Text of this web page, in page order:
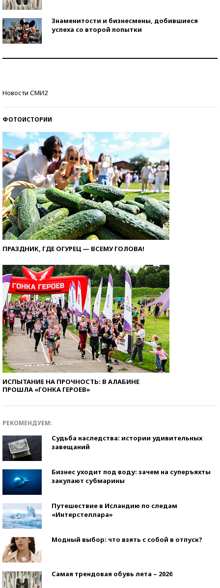
Знаменитости и бизнесмены, добившиеся
успеха со второй попытки
Новости СМИ2
ФОТОИСТОРИИ
ПРАЗДНИК, ГДЕ ОГУРЕЦ — ВСЕМУ ГОЛОВА!
ИСПЫТАНИЕ НА ПРОЧНОСТЬ: В АЛАБИНЕ
ПРОШЛА «ГОНКА ГЕРОЕВ»
РЕКОМЕНДУЕМ:
Судьба наследства: истории удивительных
завещаний
Бизнес уходит под воду: зачем на суперъяхты
закупают субмарины
Путешествие в Исландию по следам
«Интерстеллара»
Модный выбор: что взять с собой в отпуск?
Самая трендовая обувь лета – 2026